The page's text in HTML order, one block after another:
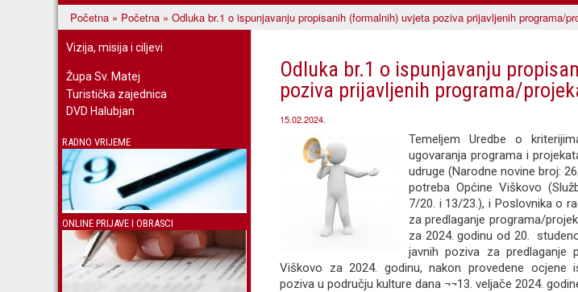
Općina
Viškovo
Vi ste ovdje
Početna » Početna » Odluka br.1 o ispunjavanju propisanih (formalnih) uvjeta poziva prijavljenih programa/
Vizija, misija i ciljevi
Župa Sv. Matej
Turistička zajednica
DVD Halubjan
RADNO VRIJEME
ONLINE PRIJAVE I OBRASCI
Odluka br.1 o ispunjavanju
poziva prijavljenih programa/
15.02.2024.
Temeljem Uredbe o
ugovaranja programa i
udruge (Narodne novine broj:
potreba Općine Viškovo
7/20. i 13/23.), i Poslovnika o
za predlaganje programa/
za 2024. godinu od 20.
javnih poziva za predlaganje
Viškovo za 2024. godinu, nakon provedene ocjene
poziva u području kulture dana ¬¬13. veljače 2024.